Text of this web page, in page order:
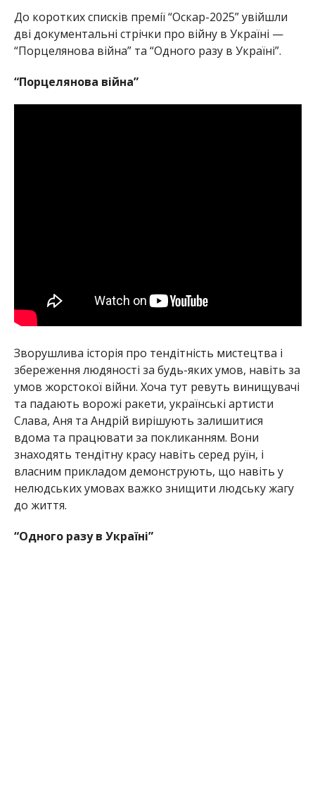
До коротких списків премії “Оскар-2025” увійшли
дві документальні стрічки про війну в Україні —
“Порцелянова війна” та “Одного разу в Україні”.
“Порцелянова війна”
Зворушлива історія про тендітність мистецтва і
збереження людяності за будь-яких умов, навіть за
умов жорстокої війни. Хоча тут ревуть винищувачі
та падають ворожі ракети, українські артисти
Слава, Аня та Андрій вирішують залишитися
вдома та працювати за покликанням. Вони
знаходять тендітну красу навіть серед руїн, і
власним прикладом демонструють, що навіть у
нелюдських умовах важко знищити людську жагу
до життя.
“Одного разу в Україні”